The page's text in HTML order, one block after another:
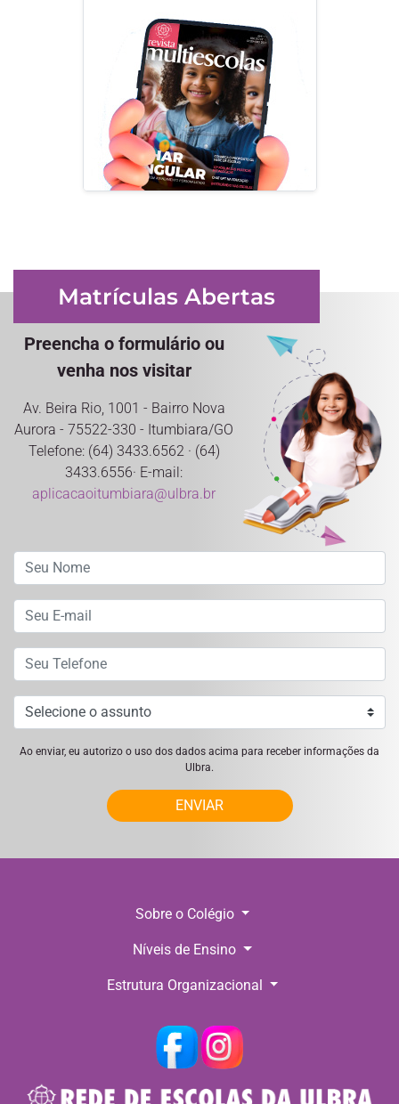
Matrículas Abertas
Preencha o formulário ou
venha nos visitar
Av. Beira Rio, 1001 - Bairro Nova
Aurora - 75522-330 - Itumbiara/GO
Telefone: (64) 3433.6562 · (64)
3433.6556· E-mail:
aplicacaoitumbiara@ulbra.br
Ao enviar, eu autorizo o uso dos dados acima para receber informações da
Ulbra.
ENVIAR
Sobre o Colégio
Níveis de Ensino
Estrutura Organizacional